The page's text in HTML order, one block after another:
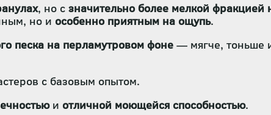
, но с значительно более мелкой фракцией
но и особенно приятным на ощупь.
песка на перламутровом фоне — мягче, тоньше
с базовым опытом.
и отличной моющейся способностью.